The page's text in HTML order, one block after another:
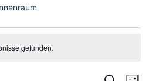
gefunden.